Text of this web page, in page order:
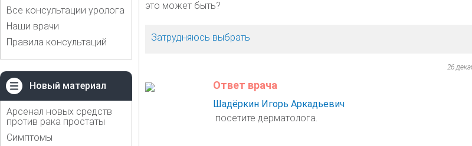
Все консультации уролога
Наши врачи
Правила консультаций
Новый материал
Арсенал новых средств
против рака простаты
Симптомы
это может быть?
Затрудняюсь выбрать
26
Ответ врача
Шадёркин Игорь Аркадьевич
посетите дерматолога.